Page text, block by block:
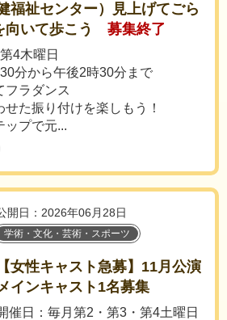
福祉センター）見上げてごら
いて歩こう
募集終了
4木曜日
分から午後2時30分まで
フラダンス
せた振り付けを楽しもう！
ップで元...
開日：2026年06月28日
学術・文化・芸術・スポーツ
【女性キャスト急募】11月公演
インキャスト1名募集
催日：毎月第2・第3・第4土曜日